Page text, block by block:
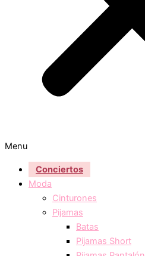
Menu
Conciertos
Moda
Cinturones
Pijamas
Batas
Pijamas Short